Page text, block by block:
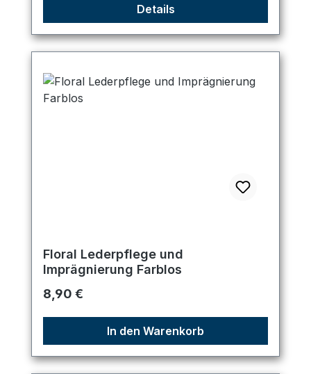
Details
Floral Lederpflege und
Imprägnierung Farblos
Regulärer Preis:
8,90 €
In den Warenkorb